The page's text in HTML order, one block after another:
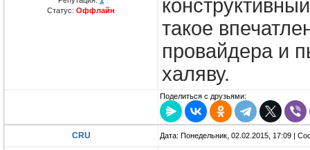
Статус: Оффлайн
такое
провайдера и
халяву.
Поделиться с друзьями:
CRU Дата: Понедельник, 02.02.2015, 17:09 |